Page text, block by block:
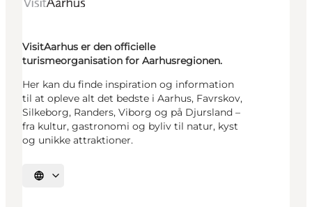
VisitAarhus er den officielle
turismeorganisation for Aarhusregionen.
Her kan du finde inspiration og information
til at opleve alt det bedste i Aarhus, Favrskov,
Silkeborg, Randers, Viborg og på Djursland –
fra kultur, gastronomi og byliv til natur, kyst
og unikke attraktioner.
Vælg sprog